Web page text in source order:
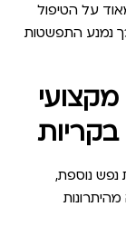
על הטיפול
נמנע התפשטות
נפש נוספת,